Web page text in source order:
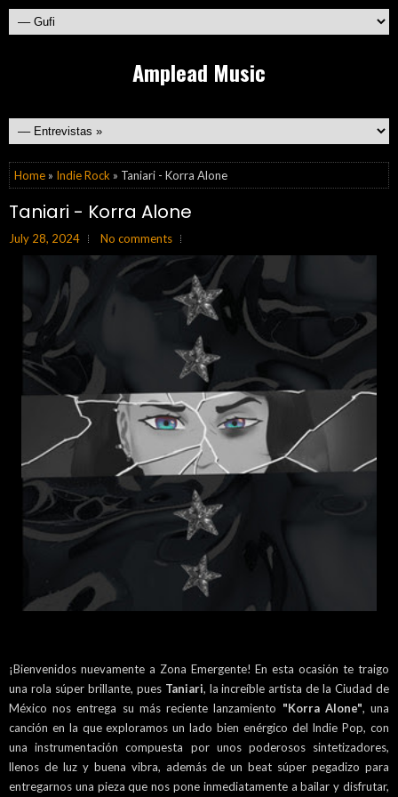
Amplead Music
Home » Indie Rock » Taniari - Korra Alone
Taniari - Korra Alone
July 28, 2024 No comments
¡Bienvenidos nuevamente a Zona Emergente! En esta ocasión te traigo
una rola súper brillante, pues Taniari, la increíble artista de la Ciudad de
México nos entrega su más reciente lanzamiento "Korra Alone", una
canción en la que exploramos un lado bien enérgico del Indie Pop, con
una instrumentación compuesta por unos poderosos sintetizadores,
llenos de luz y buena vibra, además de un beat súper pegadizo para
entregarnos una pieza que nos pone inmediatamente a bailar y disfrutar,